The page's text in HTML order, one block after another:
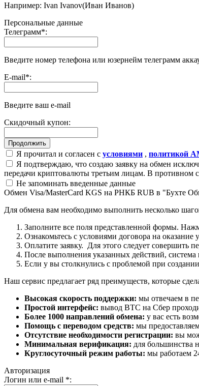
Например: Ivan Ivanov(Иван Иванов)
Персональные данные
Телеграмм*:
Введите номер телефона или юзернейм телеграмм
E-mail*:
Введите ваш e-mail
Скидочный купон:
Я прочитал и согласен с условиями , политикой
Я подтверждаю, что создаю заявку на обмен
передачи криптовалюты третьим лицам. В противном
Не запоминать введенные данные
Обмен Visa/MasterCard KGS на РНКБ RUB в "Бухте
Для обмена вам необходимо выполнить несколько
Заполните все поля представленной формы.
Ознакомьтесь с условиями договора на
Оплатите заявку. Для этого следует совершить
После выполнения указанных действий, система
Если у вы столкнулись с проблемой при
Наш сервис предлагает ряд преимуществ, которые
Высокая скорость поддержки: мы отвечаем в
Простой интерфейс: вывод BTC на Сбер
Более 1000 направлений обмена: у вас есть
Помощь с переводом средств: мы
Отсутствие необходимости регистрации: вы
Минимальная верификация: для большинства
Круглосуточный режим работы: мы работаем
Авторизация
Логин или e-mail *: